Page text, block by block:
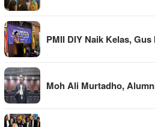
PMII DIY Naik Kelas,
Moh Ali Murtadho,